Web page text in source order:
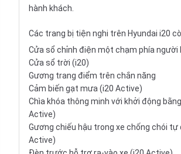
hành khách.
Các trang bị tiện nghi trên Hyundai i20
Cửa sổ chỉnh điện một chạm phía người
Cửa sổ trời (i20)
Gương trang điểm trên chắn năng
Cảm biến gạt mưa (i20 Active)
Chìa khóa thông minh với khởi động
Active)
Gương chiếu hậu trong xe chống chói tự
Active)